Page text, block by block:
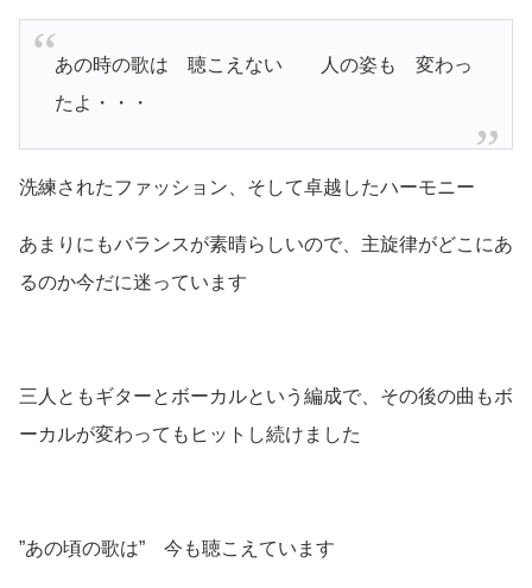
あの時の歌は 聴こえない 人の姿も 変わっ
たよ・・・
洗練されたファッション、そして卓越したハーモニー
あまりにもバランスが素晴らしいので、主旋律がどこにあ
るのか今だに迷っています
三人ともギターとボーカルという編成で、その後の曲もボ
ーカルが変わってもヒットし続けました
”あの頃の歌は” 今も聴こえています